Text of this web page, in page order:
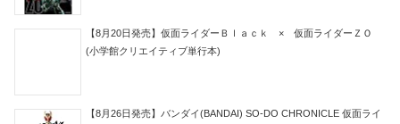
【8月20日発売】仮面ライダーＢｌａｃｋ × 仮面ライダーＺＯ
(小学館クリエイティブ単行本)
【8月26日発売】バンダイ(BANDAI) SO-DO CHRONICLE 仮面ライ